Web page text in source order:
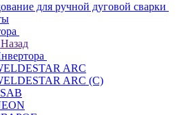
для ручной дуговой сварки
Назад
ARC
ARC (С)